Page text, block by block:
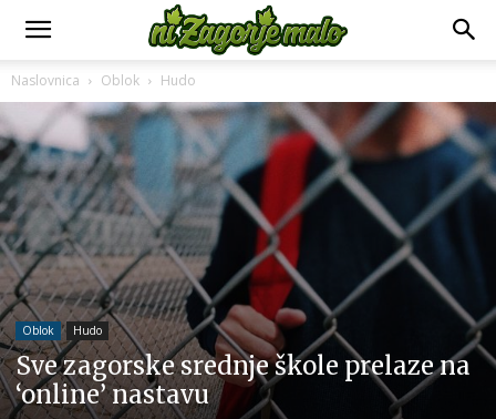
Naslovnica Oblok Hudo
Oblok Hudo
Sve zagorske srednje škole prelaze na
‘online’ nastavu